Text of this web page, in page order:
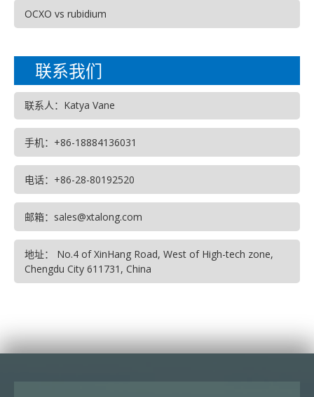
OCXO vs rubidium
联系我们
联系人：Katya Vane
手机：+86-18884136031
电话：+86-28-80192520
邮箱：sales@xtalong.com
地址： No.4 of XinHang Road, West of High-tech zone,
Chengdu City 611731, China